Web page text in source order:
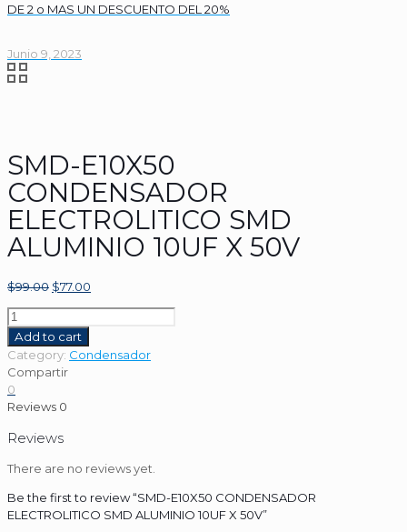
DE 2 o MAS UN DESCUENTO DEL 20%
Junio 9, 2023
SMD-E10X50
CONDENSADOR
ELECTROLITICO SMD
ALUMINIO 10UF X 50V
$99.00 $77.00
SMD-
E10X50
CONDENSADOR
ELECTROLITICO
SMD
ALUMINIO
X
quantity
Add to cart
Category: Condensador
Compartir
0
Reviews 0
Reviews
There are no reviews yet.
Be the first to review “SMD-E10X50 CONDENSADOR
ELECTROLITICO SMD ALUMINIO 10UF X 50V”